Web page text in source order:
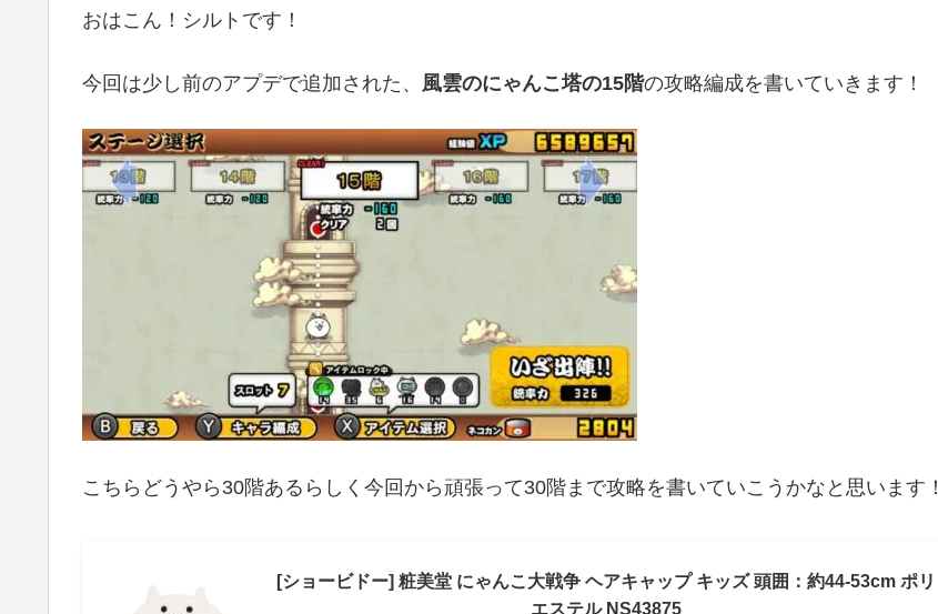
おはこん！シルトです！
今回は少し前のアプデで追加された、 風雲のにゃんこ塔の15階の攻略編成を書いていきます！
こちらどうやら30階あるらしく今回から頑張って30階まで攻略を書いていこうかなと思います！
[ショービドー] 粧美堂 にゃんこ大戦争 ヘアキャップ キッズ 頭囲：約44-53cm ポリ
エステル NS43875